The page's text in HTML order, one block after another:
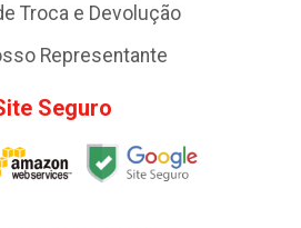
Troca e Devolução
Representante
Seguro